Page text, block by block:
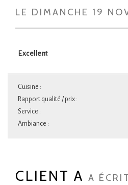
LE DIMANCHE 19
Excellent
Cuisine :
Rapport qualité / prix :
Service :
Ambiance :
CLIENT A A ÉCRIT